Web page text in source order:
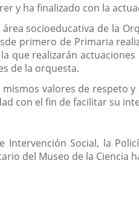
y ha finalizado con la
socioeducativa de la
primero de Primaria
realizarán
de la orquesta.
valores de respeto
con el fin de facilitar su
Social, la
del Museo de la Ciencia